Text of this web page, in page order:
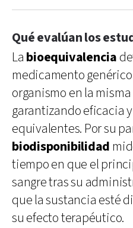
Qué evalúan los
La bioequivalencia
medicamento
organismo en la
garantizando eficacia
equivalentes. Por su
biodisponibilidad
tiempo en que el
sangre tras su
que la sustancia esté
su efecto terapéutico.